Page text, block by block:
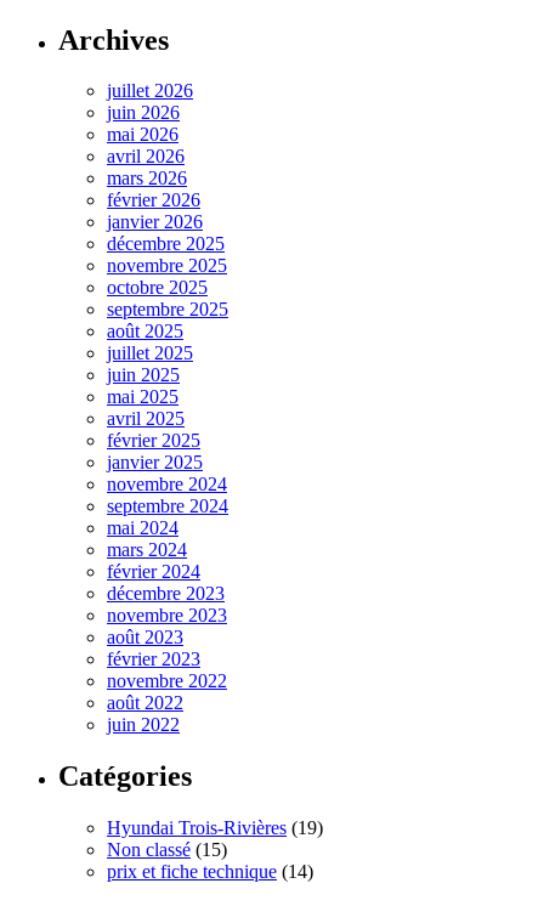
Archives
juillet 2026
juin 2026
mai 2026
avril 2026
mars 2026
février 2026
janvier 2026
décembre 2025
novembre 2025
octobre 2025
septembre 2025
août 2025
juillet 2025
juin 2025
mai 2025
avril 2025
février 2025
janvier 2025
novembre 2024
septembre 2024
mai 2024
mars 2024
février 2024
décembre 2023
novembre 2023
août 2023
février 2023
novembre 2022
août 2022
juin 2022
Catégories
Hyundai Trois-Rivières (19)
Non classé (15)
prix et fiche technique (14)